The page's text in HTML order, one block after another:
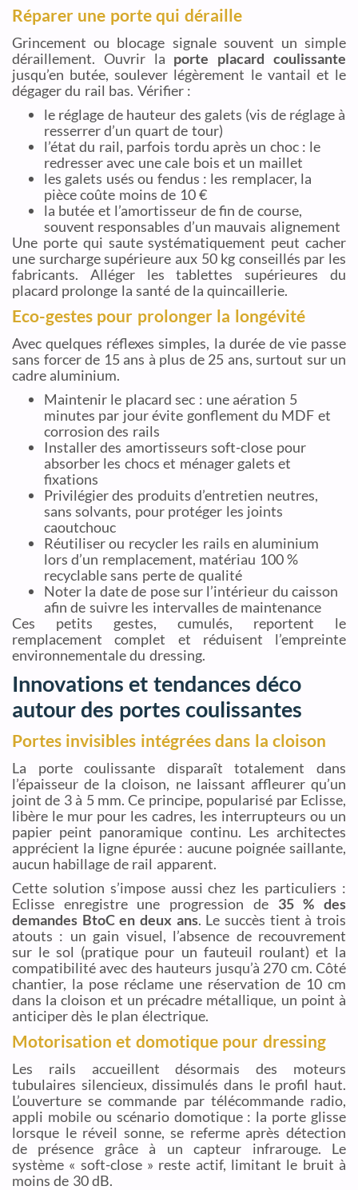
Réparer une porte qui déraille
Grincement ou blocage signale souvent un simple
déraillement. Ouvrir la porte placard coulissante
jusqu’en butée, soulever légèrement le vantail et le
dégager du rail bas. Vérifier :
le réglage de hauteur des galets (vis de réglage à
resserrer d’un quart de tour)
l’état du rail, parfois tordu après un choc : le
redresser avec une cale bois et un maillet
les galets usés ou fendus : les remplacer, la
pièce coûte moins de 10 €
la butée et l’amortisseur de fin de course,
souvent responsables d’un mauvais alignement
Une porte qui saute systématiquement peut cacher
une surcharge supérieure aux 50 kg conseillés par les
fabricants. Alléger les tablettes supérieures du
placard prolonge la santé de la quincaillerie.
Eco-gestes pour prolonger la longévité
Avec quelques réflexes simples, la durée de vie passe
sans forcer de 15 ans à plus de 25 ans, surtout sur un
cadre aluminium.
Maintenir le placard sec : une aération 5
minutes par jour évite gonflement du MDF et
corrosion des rails
Installer des amortisseurs soft-close pour
absorber les chocs et ménager galets et
fixations
Privilégier des produits d’entretien neutres,
sans solvants, pour protéger les joints
caoutchouc
Réutiliser ou recycler les rails en aluminium
lors d’un remplacement, matériau 100 %
recyclable sans perte de qualité
Noter la date de pose sur l’intérieur du caisson
afin de suivre les intervalles de maintenance
Ces petits gestes, cumulés, reportent le
remplacement complet et réduisent l’empreinte
environnementale du dressing.
Innovations et tendances déco
autour des portes coulissantes
Portes invisibles intégrées dans la cloison
La porte coulissante disparaît totalement dans
l’épaisseur de la cloison, ne laissant affleurer qu’un
joint de 3 à 5 mm. Ce principe, popularisé par Eclisse,
libère le mur pour les cadres, les interrupteurs ou un
papier peint panoramique continu. Les architectes
apprécient la ligne épurée : aucune poignée saillante,
aucun habillage de rail apparent.
Cette solution s’impose aussi chez les particuliers :
Eclisse enregistre une progression de 35 % des
demandes BtoC en deux ans. Le succès tient à trois
atouts : un gain visuel, l’absence de recouvrement
sur le sol (pratique pour un fauteuil roulant) et la
compatibilité avec des hauteurs jusqu’à 270 cm. Côté
chantier, la pose réclame une réservation de 10 cm
dans la cloison et un précadre métallique, un point à
anticiper dès le plan électrique.
Motorisation et domotique pour dressing
Les rails accueillent désormais des moteurs
tubulaires silencieux, dissimulés dans le profil haut.
L’ouverture se commande par télécommande radio,
appli mobile ou scénario domotique : la porte glisse
lorsque le réveil sonne, se referme après détection
de présence grâce à un capteur infrarouge. Le
système « soft-close » reste actif, limitant le bruit à
moins de 30 dB.